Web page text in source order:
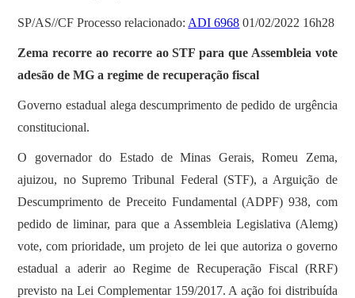
SP/AS//CF Processo relacionado: ADI 6968 01/02/2022 16h28
Zema recorre ao recorre ao STF para que Assembleia vote
adesão de MG a regime de recuperação fiscal
Governo estadual alega descumprimento de pedido de urgência
constitucional.
O governador do Estado de Minas Gerais, Romeu Zema,
ajuizou, no Supremo Tribunal Federal (STF), a Arguição de
Descumprimento de Preceito Fundamental (ADPF) 938, com
pedido de liminar, para que a Assembleia Legislativa (Alemg)
vote, com prioridade, um projeto de lei que autoriza o governo
estadual a aderir ao Regime de Recuperação Fiscal (RRF)
previsto na Lei Complementar 159/2017. A ação foi distribuída